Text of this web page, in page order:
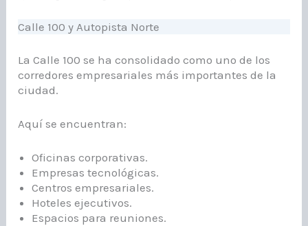
Calle 100 y Autopista Norte
La Calle 100 se ha consolidado como uno de los
corredores empresariales más importantes de la
ciudad.
Aquí se encuentran:
Oficinas corporativas.
Empresas tecnológicas.
Centros empresariales.
Hoteles ejecutivos.
Espacios para reuniones.